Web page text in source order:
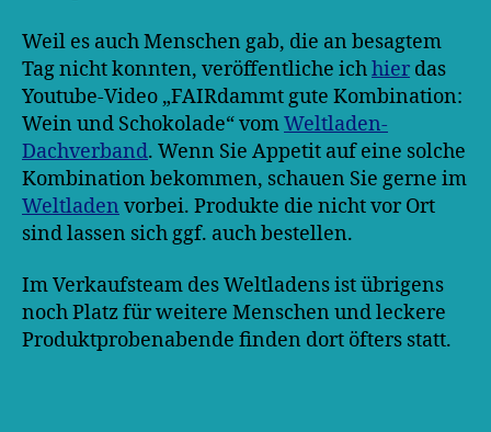
Weil es auch Menschen gab, die an besagtem
Tag nicht konnten, veröffentliche ichhier das
Youtube-Video „FAIRdammt gute Kombination:
Wein und Schokolade“ vomWeltladen-
Dachverband. Wenn Sie Appetit auf eine solche
Kombination bekommen, schauen Sie gerne im
Weltladen vorbei. Produkte die nicht vor Ort
sind lassen sich ggf. auch bestellen.
Im Verkaufsteam des Weltladens ist übrigens
noch Platz für weitere Menschen und leckere
Produktprobenabende finden dort öfters statt.